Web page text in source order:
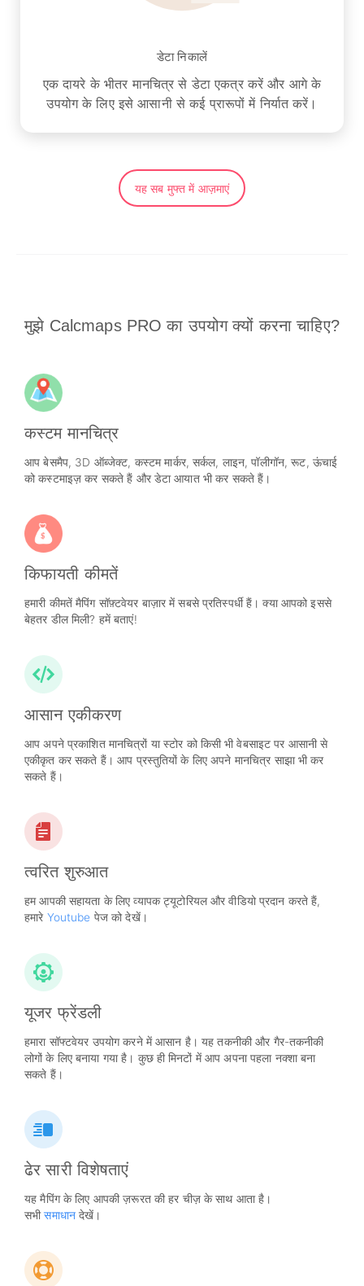
डेटा निकालें
एक दायरे के भीतर मानचित्र से डेटा एकत्र करें और आगे के
उपयोग के लिए इसे आसानी से कई प्रारूपों में निर्यात करें।
यह सब मुफ्त में आज़माएं
मुझे Calcmaps PRO का उपयोग क्यों करना चाहिए?
कस्टम मानचित्र
आप बेसमैप, 3D ऑब्जेक्ट, कस्टम मार्कर, सर्कल, लाइन, पॉलीगॉन, रूट, ऊंचाई
को कस्टमाइज़ कर सकते हैं और डेटा आयात भी कर सकते हैं।
किफायती कीमतें
हमारी कीमतें मैपिंग सॉफ़्टवेयर बाज़ार में सबसे प्रतिस्पर्धी हैं। क्या आपको इससे
बेहतर डील मिली? हमें बताएं!
आसान एकीकरण
आप अपने प्रकाशित मानचित्रों या स्टोर को किसी भी वेबसाइट पर आसानी से
एकीकृत कर सकते हैं। आप प्रस्तुतियों के लिए अपने मानचित्र साझा भी कर
सकते हैं।
त्वरित शुरुआत
हम आपकी सहायता के लिए व्यापक ट्यूटोरियल और वीडियो प्रदान करते हैं,
हमारे Youtube पेज को देखें।
यूजर फ्रेंडली
हमारा सॉफ्टवेयर उपयोग करने में आसान है। यह तकनीकी और गैर-तकनीकी
लोगों के लिए बनाया गया है। कुछ ही मिनटों में आप अपना पहला नक्शा बना
सकते हैं।
ढेर सारी विशेषताएं
यह मैपिंग के लिए आपकी ज़रूरत की हर चीज़ के साथ आता है।
सभीसमाधानदेखें।